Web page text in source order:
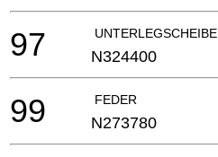
UNTERLEGSCHEIBE
97 N324400
FEDER
99 N273780